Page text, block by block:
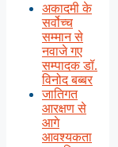
अकादमी के
सर्वोच्च
सम्मान से
नवाजे गए
सम्पादक डॉ.
विनोद बब्बर
जातिगत
आरक्षण से
आगे
आवश्यकता